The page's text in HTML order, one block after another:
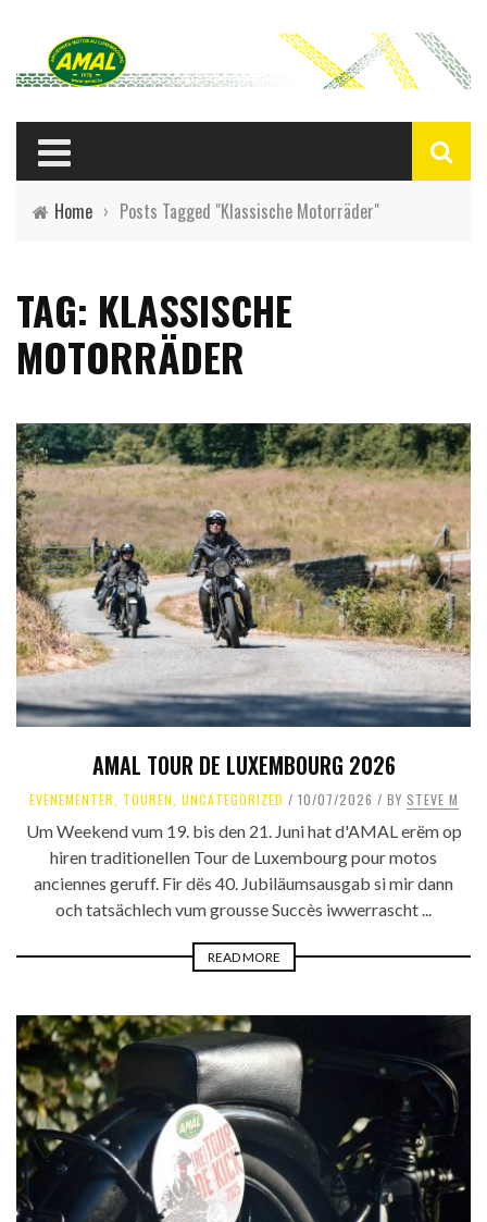
Home › Posts Tagged "Klassische Motorräder"
TAG: KLASSISCHE
MOTORRÄDER
AMAL TOUR DE LUXEMBOURG 2026
EVENEMENTER TOUREN UNCATEGORIZED 10/07/2026 BY STEVE M
Um Weekend vum 19. bis den 21. Juni hat d'AMAL erëm op
hiren traditionellen Tour de Luxembourg pour motos
anciennes geruff. Fir dës 40. Jubiläumsausgab si mir dann
och tatsächlech vum grousse Succès iwwerrascht ...
READ MORE